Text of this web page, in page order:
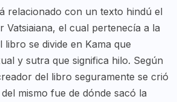
relacionado con un texto hindú el
Vatsiaiana, el cual pertenecía a la
libro se divide en Kama que
y sutra que significa hilo. Según
del libro seguramente se crió
mismo fue de dónde sacó la